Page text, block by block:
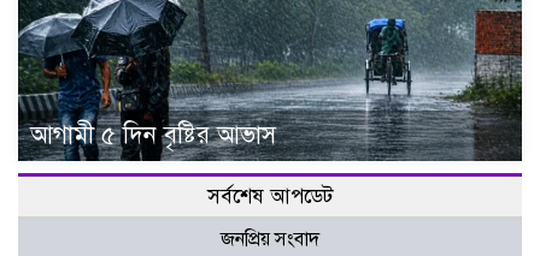
আগামী ৫ দিন বৃষ্টির আভাস
সর্বশেষ আপডেট
জনপ্রিয় সংবাদ